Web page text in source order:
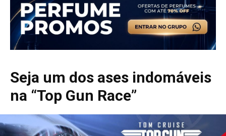
Seja um dos ases indomáveis
na “Top Gun Race”